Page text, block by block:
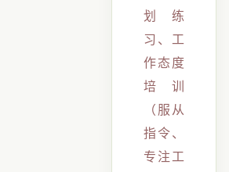
划练
习、工
作态度
培训
（服从
指令、
专注工